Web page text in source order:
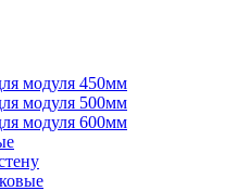
модуля 450мм
модуля 500мм
модуля 600мм